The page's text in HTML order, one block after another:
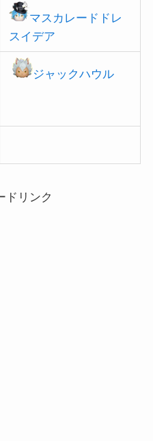
マスカレードドレ
スイデア
ジャックハウル
ドリンク